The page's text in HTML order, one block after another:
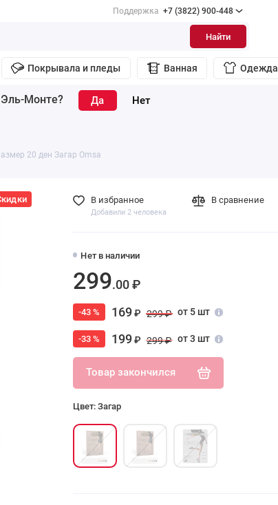
Поддержка +7 (3822) 900-448
Найти
Покрывала и пледы Ванная Одежда
Эль-Монте?
20 ден Загар Omsa
Нет в наличии
299.00 ₽
-43 % 169₽ 299 ₽ от 5 шт
-33 % 199₽ 299 ₽ от 3 шт
Товар закончился
Цвет: Загар
В избранное
Добавили 2 человека
В сравнение